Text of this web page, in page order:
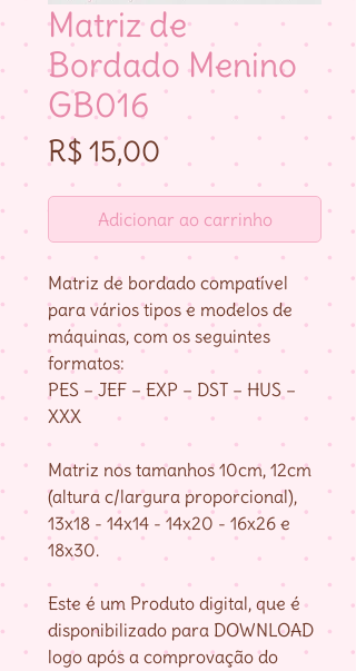
Matriz de
Bordado Menino
GB016
R$ 15,00Preço
Adicionar ao carrinho
Matriz de bordado compatível
para vários tipos e modelos de
máquinas, com os seguintes
formatos:
PES – JEF – EXP – DST – HUS –
XXX
Matriz nos tamanhos 10cm, 12cm
(altura c/largura proporcional),
13x18 - 14x14 - 14x20 - 16x26 e
18x30.
Este é um Produto digital, que é
disponibilizado para DOWNLOAD
logo após a comprovação do